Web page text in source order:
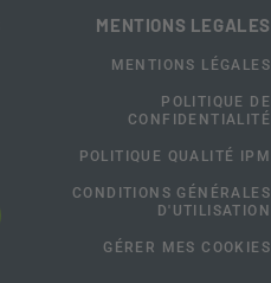
MENTIONS LEGALES
MENTIONS LÉGALES
POLITIQUE DE
CONFIDENTIALITÉ
POLITIQUE QUALITÉ IPM
CONDITIONS GÉNÉRALES
D'UTILISATION
GÉRER MES COOKIES